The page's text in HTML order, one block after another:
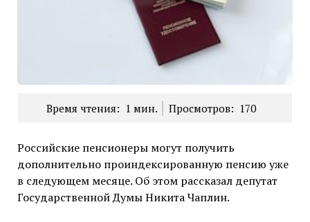
Время чтения: 1 мин. Просмотров: 170
Российские пенсионеры могут получить
дополнительно проиндексированную пенсию уже
в следующем месяце. Об этом рассказал депутат
Государственной Думы Никита Чаплин.